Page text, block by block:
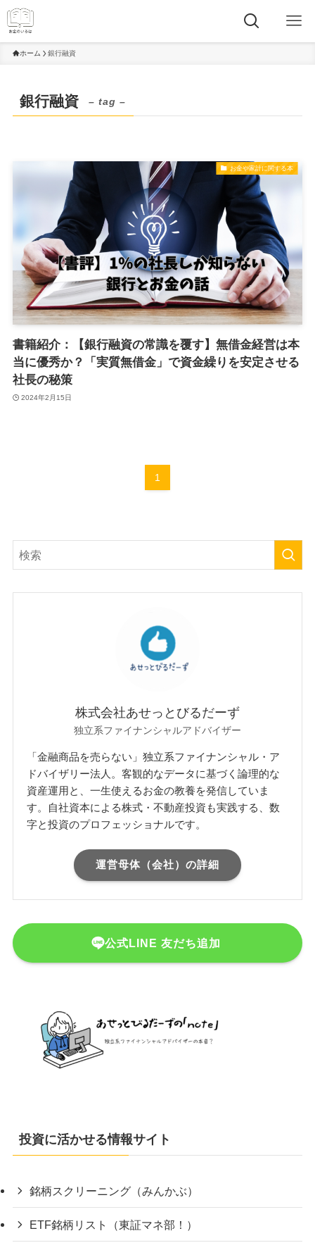
ホーム 銀行融資
銀行融資 – tag –
お金や家計に関する本
書籍紹介：【銀行融資の常識を覆す】無借金経営は本
当に優秀か？「実質無借金」で資金繰りを安定させる
社長の秘策
2024年2月15日
1
株式会社あせっとびるだーず
独立系ファイナンシャルアドバイザー
「金融商品を売らない」独立系ファイナンシャル・ア
ドバイザリー法人。客観的なデータに基づく論理的な
資産運用と、一生使えるお金の教養を発信していま
す。自社資本による株式・不動産投資も実践する、数
字と投資のプロフェッショナルです。
運営母体（会社）の詳細
公式LINE 友だち追加
投資に活かせる情報サイト
銘柄スクリーニング（みんかぶ）
ETF銘柄リスト（東証マネ部！）